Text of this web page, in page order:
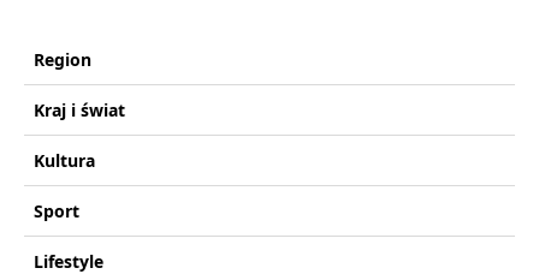
Region
Kraj i świat
Kultura
Sport
Lifestyle